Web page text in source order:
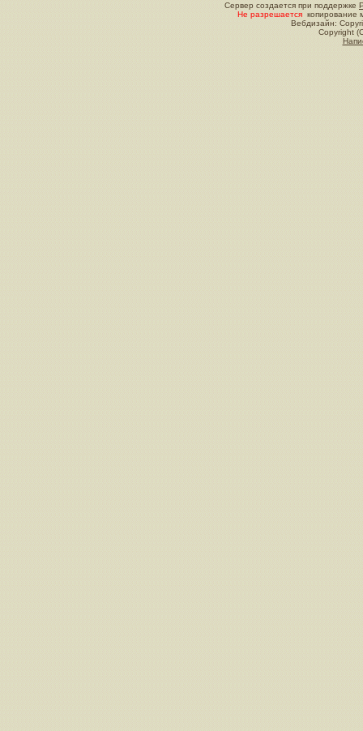
Сервер создается при поддержке
Не разрешается копирование
Вебдизайн:
Copyright